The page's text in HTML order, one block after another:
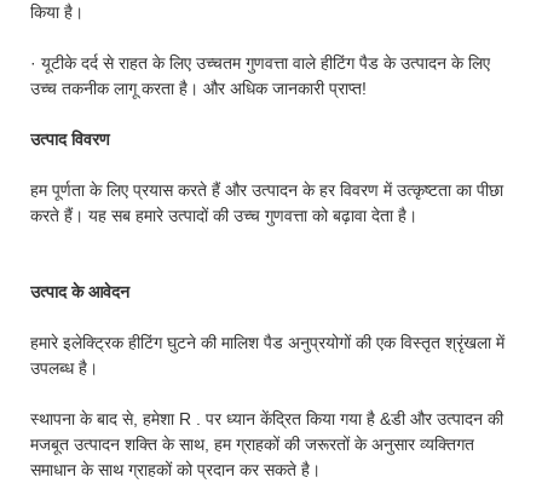
किया है।
· यूटीके दर्द से राहत के लिए उच्चतम गुणवत्ता वाले हीटिंग पैड के उत्पादन के लिए
उच्च तकनीक लागू करता है। और अधिक जानकारी प्राप्त!
उत्पाद विवरण
हम पूर्णता के लिए प्रयास करते हैं और उत्पादन के हर विवरण में उत्कृष्टता का पीछा
करते हैं। यह सब हमारे उत्पादों की उच्च गुणवत्ता को बढ़ावा देता है।
उत्पाद के आवेदन
हमारे इलेक्ट्रिक हीटिंग घुटने की मालिश पैड अनुप्रयोगों की एक विस्तृत श्रृंखला में
उपलब्ध है।
स्थापना के बाद से, हमेशा R . पर ध्यान केंद्रित किया गया है &डी और उत्पादन की
मजबूत उत्पादन शक्ति के साथ, हम ग्राहकों की जरूरतों के अनुसार व्यक्तिगत
समाधान के साथ ग्राहकों को प्रदान कर सकते है।